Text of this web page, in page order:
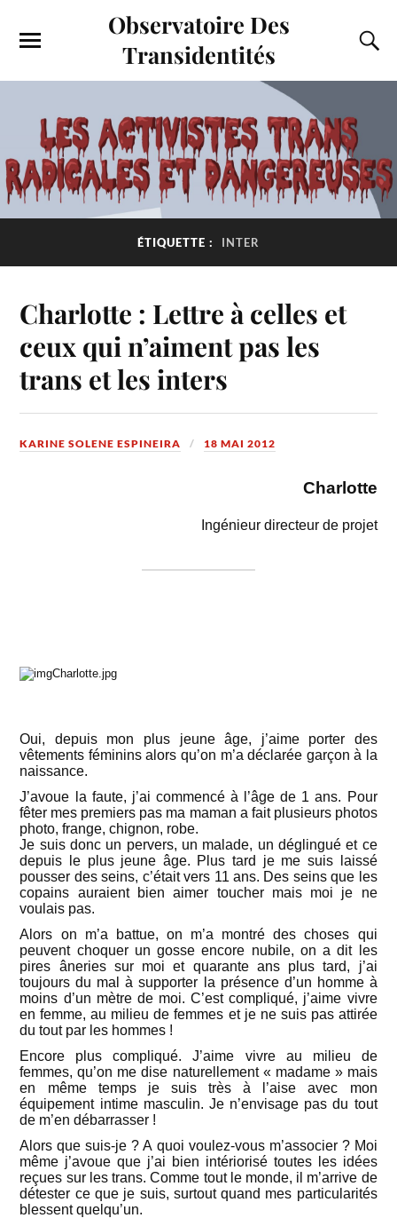
Observatoire Des
Transidentités
ÉTIQUETTE : INTER
Charlotte : Lettre à celles et
ceux qui n’aiment pas les
trans et les inters
KARINE SOLENE ESPINEIRA 18 MAI 2012
Charlotte
Ingénieur directeur de projet
Oui, depuis mon plus jeune âge, j’aime porter des
vêtements féminins alors qu’on m’a déclarée garçon à la
naissance.
J’avoue la faute, j’ai commencé à l’âge de 1 ans. Pour
fêter mes premiers pas ma maman a fait plusieurs photos
photo, frange, chignon, robe.
Je suis donc un pervers, un malade, un déglingué et ce
depuis le plus jeune âge. Plus tard je me suis laissé
pousser des seins, c’était vers 11 ans. Des seins que les
copains auraient bien aimer toucher mais moi je ne
voulais pas.
Alors on m’a battue, on m’a montré des choses qui
peuvent choquer un gosse encore nubile, on a dit les
pires âneries sur moi et quarante ans plus tard, j’ai
toujours du mal à supporter la présence d’un homme à
moins d’un mètre de moi. C’est compliqué, j’aime vivre
en femme, au milieu de femmes et je ne suis pas attirée
du tout par les hommes !
Encore plus compliqué. J’aime vivre au milieu de
femmes, qu’on me dise naturellement « madame » mais
en même temps je suis très à l’aise avec mon
équipement intime masculin. Je n’envisage pas du tout
de m’en débarrasser !
Alors que suis-je ? A quoi voulez-vous m’associer ? Moi
même j’avoue que j’ai bien intériorisé toutes les idées
reçues sur les trans. Comme tout le monde, il m’arrive de
détester ce que je suis, surtout quand mes particularités
blessent quelqu’un.